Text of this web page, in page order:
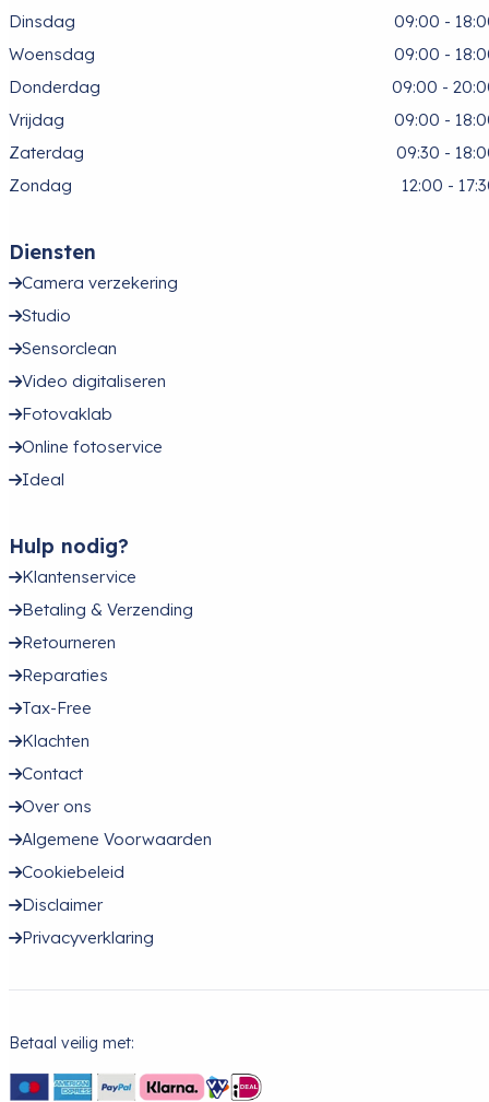
Dinsdag
09:00 -
Woensdag
09:00 -
Donderdag
09:00 -
Vrijdag
09:00 -
Zaterdag
09:30 -
Zondag
12:00 -
Diensten
Camera verzekering
Studio
Sensorclean
Video digitaliseren
Fotovaklab
Online fotoservice
Ideal
Hulp nodig?
Klantenservice
Betaling & Verzending
Retourneren
Reparaties
Tax-Free
Klachten
Contact
Over ons
Algemene Voorwaarden
Cookiebeleid
Disclaimer
Privacyverklaring
Betaal veilig met: